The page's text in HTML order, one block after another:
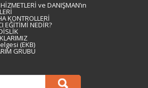
ve DANIŞMAN’ın
KONTROLLERİ
EĞİTİMİ NEDİR?
(EKB)
GRUBU